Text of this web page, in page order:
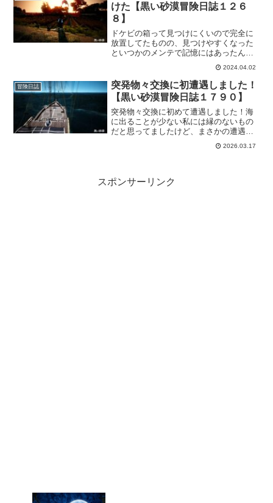
けた【黒い砂漠冒険日誌１２６
８】
ドケビの箱って見つけにくいので完全に
放置してたものの、見つけやすくなった
といつかのメンテで記憶にはあったんで
すが。改めてドケビの箱を見つけて「な
るほど！これはわかりやすい！」と再認
識しましたｗこれは時間作ってドケビの
箱探ししてもいいかもしれない。
2024.04.02
冒険日誌
突発物々交換に初遭遇しました！
【黒い砂漠冒険日誌１７９０】
突発物々交換に初めて遭遇しました！海
に出ることが少ない私には縁のないもの
だと思ってましたけど、まさかの遭遇で
ちょっとテンション上がりました。おま
けに近いところで持っている物で対応で
2026.03.17
スポンサーリンク